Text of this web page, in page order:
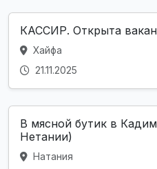
КАССИР. Открыта
Хайфа
21.11.2025
В мясной бутик в
Нетании)
Натания